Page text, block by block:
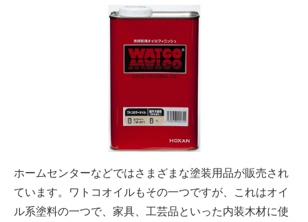
ホームセンターなどではさまざまな塗装用品が販売され
ています。ワトコオイルもその一つですが、これはオイ
ル系塗料の一つで、家具、工芸品といった内装木材に使